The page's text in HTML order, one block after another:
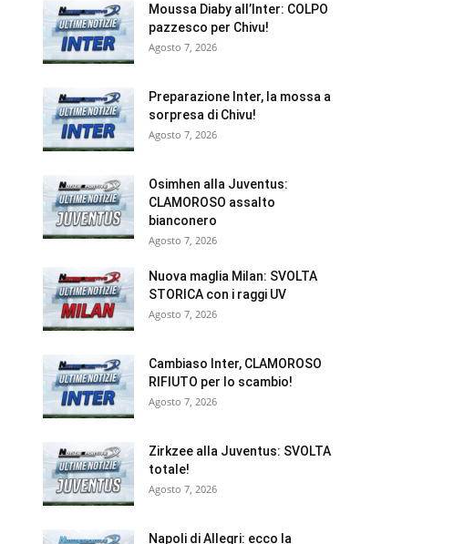
Moussa Diaby all’Inter: COLPO
pazzesco per Chivu!
Agosto 7, 2026
Preparazione Inter, la mossa a
sorpresa di Chivu!
Agosto 7, 2026
Osimhen alla Juventus:
CLAMOROSO assalto
bianconero
Agosto 7, 2026
Nuova maglia Milan: SVOLTA
STORICA con i raggi UV
Agosto 7, 2026
Cambiaso Inter, CLAMOROSO
RIFIUTO per lo scambio!
Agosto 7, 2026
Zirkzee alla Juventus: SVOLTA
totale!
Agosto 7, 2026
Napoli di Allegri: ecco la